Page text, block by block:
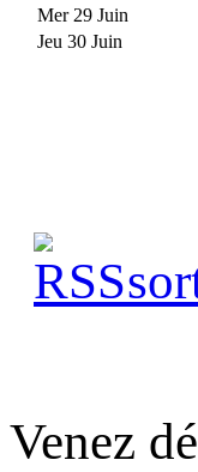
Mer 29 Juin
Jeu 30 Juin
Venez